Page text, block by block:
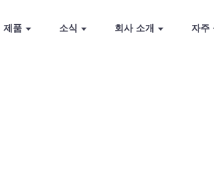
제품 소식 회사 소개 자주